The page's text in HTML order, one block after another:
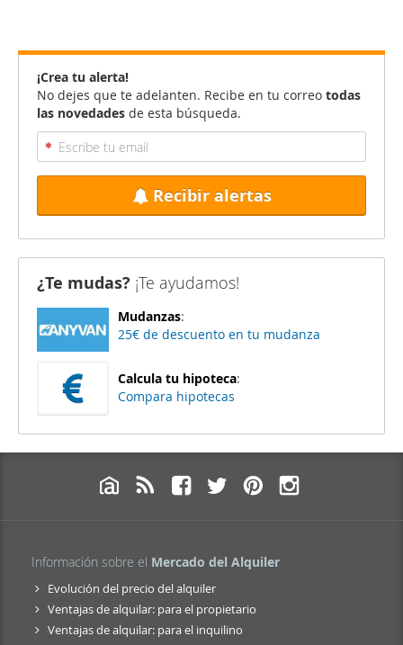
¡Crea tu alerta!
No dejes que te adelanten. Recibe en tu correo todas
las novedades de esta búsqueda.
Recibir alertas
¿Te mudas? ¡Te ayudamos!
Mudanzas:
25€ de descuento en tu mudanza
Calcula tu hipoteca:
Compara hipotecas
Información sobre el Mercado del Alquiler
Evolución del precio del alquiler
Ventajas de alquilar: para el propietario
Ventajas de alquilar: para el inquilino